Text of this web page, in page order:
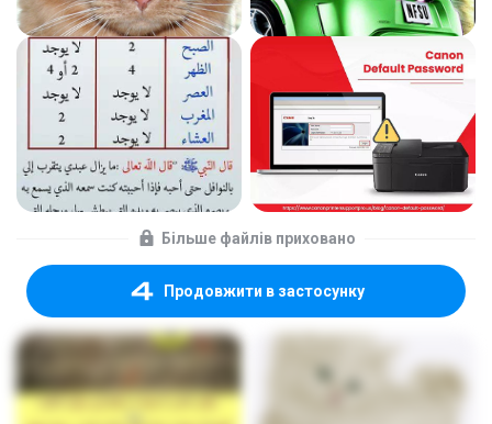
Більше файлів приховано
Продовжити в застосунку